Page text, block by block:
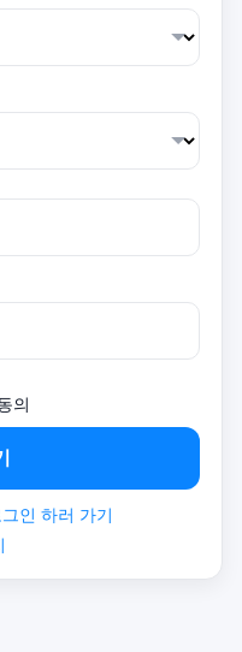
의
그인 하러 가기